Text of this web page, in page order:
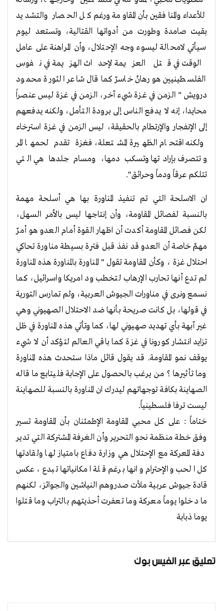
للأعداء والمنافقين بأن المقاومة ورغم كل الحصار والتشديد
بقيت صامدة وطورت من أدواتها القتالية، وتستعد ليوم
سيأتي لامحالة ليسوء وجه الإحتلال، وأن المراهنة على عامل
الوقت في قتل العزيمة لإحداث الهزيمة في نفوس
الفلسطينيين هو رهانٌ خاسرٌ كما قال شاعر الثورة محمود
درويش " الزمن في غـزة شيء آخر، الزمن في غـزة ليس عنصراً
محايدا، إنه لا يدفع الناس إلى برودة التأمل، ولكنه يدفعهم
إلى الإنفجار والإرتطام بالحقيقة، ليس الزمن في غـزة استرخاء
ولكنه اقتحام الظهيرة المشتعلة، فغزة تقدم لحمها المر
وتتصرف بإرادتها وتسكب دمها، ومسام جلدها هي التي
تتلكم عرقاً ودماً وحرائق".
ان الاسلحة التي تم تنفيذ المناورة بها هي أسلحة مهمة
بالنسبة لفصائل المقاومة، وأن إنتاجها ليس بالأمر السهل،
لكن فصائل المقاومة أكدت أن اظهار القوة أمام العدو هو أمرٌ
مهمٌ خاصة أن العدو قد نفذ قبل فترة بسيطة مناورة تحاكي
احتلال غزة ، وكأن المقاومة تقول " المناورة بالمناورة هذه المناورة
لم تدع أنها تحارب الإرهاب لتخطب ود امريكا واسرائيل، كما
نسمع ونرى في مناورات الجيوش العربية، ولم تمارس التورية
في قولها، بل كانت صريحة بأنها ضد الاحتلال الصهيوني وهي
غير آبهة بأي تهديد صهيوني لها، كما وتأتي هذه المناورة في ظل
تزايد انتشار كورونا في غزة كما باقي العالم لتؤكد أن لا شيء
يوقف نمو المقاومة. قد يقول قائل ماذا ستحدث هذه المناورة
وما تأثيرها ؟ من يرغب بالحصول على الإجابة فليتابع ما قاله
الصهاينة بكافة توجهاتهم ليدرك ان المناورة بالنسبة للصهاينة
ليست ترفا فلسطينياً.
ختاماً : على كل محبي المقاومة الإطمئنان بأن المقاومة تسير
وفق خطة منظمة نحو التحرير وأن الغرفة المشتركة التي تدير
دفة المعركة مع الإحتلال هي وزارة دفاع بامتياز لها ولقادتها
كل الحب والإحترام وانها برغم قلة امكانياتها تبدع ،عكس
قادة جيوش عربية ملأت صدروهم النياشين والجوائز، لكنهم
ما دخلوا يوماً معركة وما تعفرت أحذيتهم بالتراب وما قتلوا
يوما ذبابة
تعليق عبر الفيس بوك